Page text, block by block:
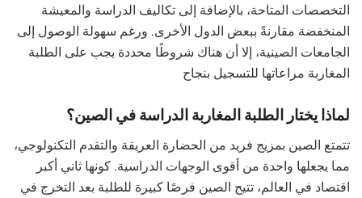
التخصصات المتاحة، بالإضافة إلى تكاليف الدراسة والمعيشة
المنخفضة مقارنةً ببعض الدول الأخرى. ورغم سهولة الوصول إلى
الجامعات الصينية، إلا أن هناك شروطًا محددة يجب على الطلبة
المغاربة مراعاتها للتسجيل بنجاح
لماذا يختار الطلبة المغاربة الدراسة في الصين؟
تتمتع الصين بمزيج فريد من الحضارة العريقة والتقدم التكنولوجي،
مما يجعلها واحدة من أقوى الوجهات الدراسية. كونها ثاني أكبر
اقتصاد في العالم، تتيح الصين فرصًا كبيرة للطلبة بعد التخرج في